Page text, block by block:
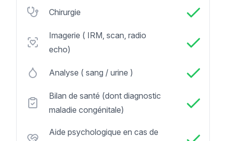
Chirurgie
Imagerie ( IRM, scan, radio
echo)
Analyse ( sang / urine )
Bilan de santé (dont diagnostic
maladie congénitale)
Aide psychologique en cas de